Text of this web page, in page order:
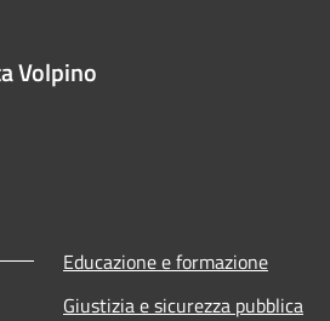
Volpino
Educazione e formazione
Giustizia e sicurezza pubblica